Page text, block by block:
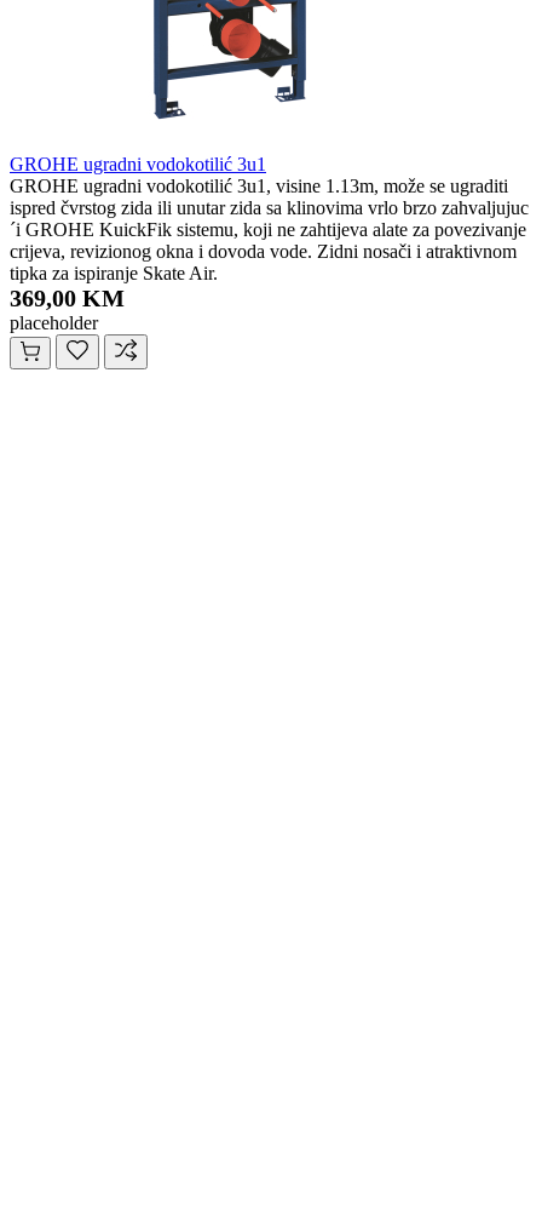
GROHE ugradni vodokotilić 3u1
GROHE ugradni vodokotilić 3u1, visine 1.13m, može se ugraditi
ispred čvrstog zida ili unutar zida sa klinovima vrlo brzo zahvaljujuc
´i GROHE KuickFik sistemu, koji ne zahtijeva alate za povezivanje
crijeva, revizionog okna i dovoda vode. Zidni nosači i atraktivnom
tipka za ispiranje Skate Air.
369,00 KM
placeholder